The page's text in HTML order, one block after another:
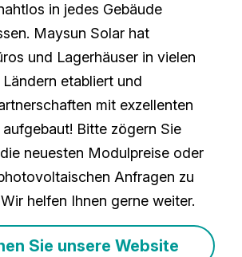
in jedes Gebäude
Maysun Solar hat
und Lagerhäuser in vielen
etabliert und
mit exzellenten
Bitte zögern Sie
neuesten Modulpreise oder
Anfragen zu
helfen Ihnen gerne weiter.
Sie unsere Website